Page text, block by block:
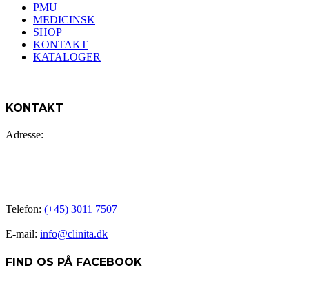
PMU
MEDICINSK
SHOP
KONTAKT
KATALOGER
KONTAKT
Adresse:
Telefon: (+45) 3011 7507
E-mail: info@clinita.dk
FIND OS PÅ FACEBOOK